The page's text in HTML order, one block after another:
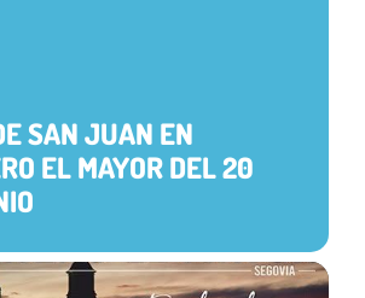
SAN JUAN EN
EL MAYOR DEL 20